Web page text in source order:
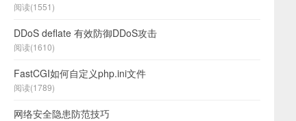
阅读(1551)
DDoS deflate 有效防御DDoS攻击
阅读(1610)
FastCGI如何自定义php.ini文件
阅读(1789)
网络安全隐患防范技巧